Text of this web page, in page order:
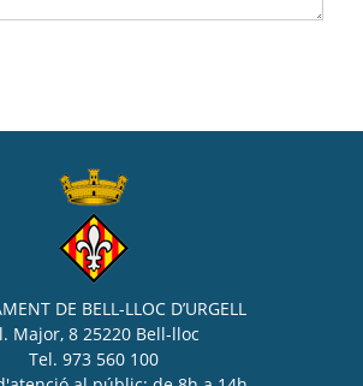
DE BELL-LLOC D’URGELL
Major, 8 25220 Bell-lloc
Tel. 973 560 100